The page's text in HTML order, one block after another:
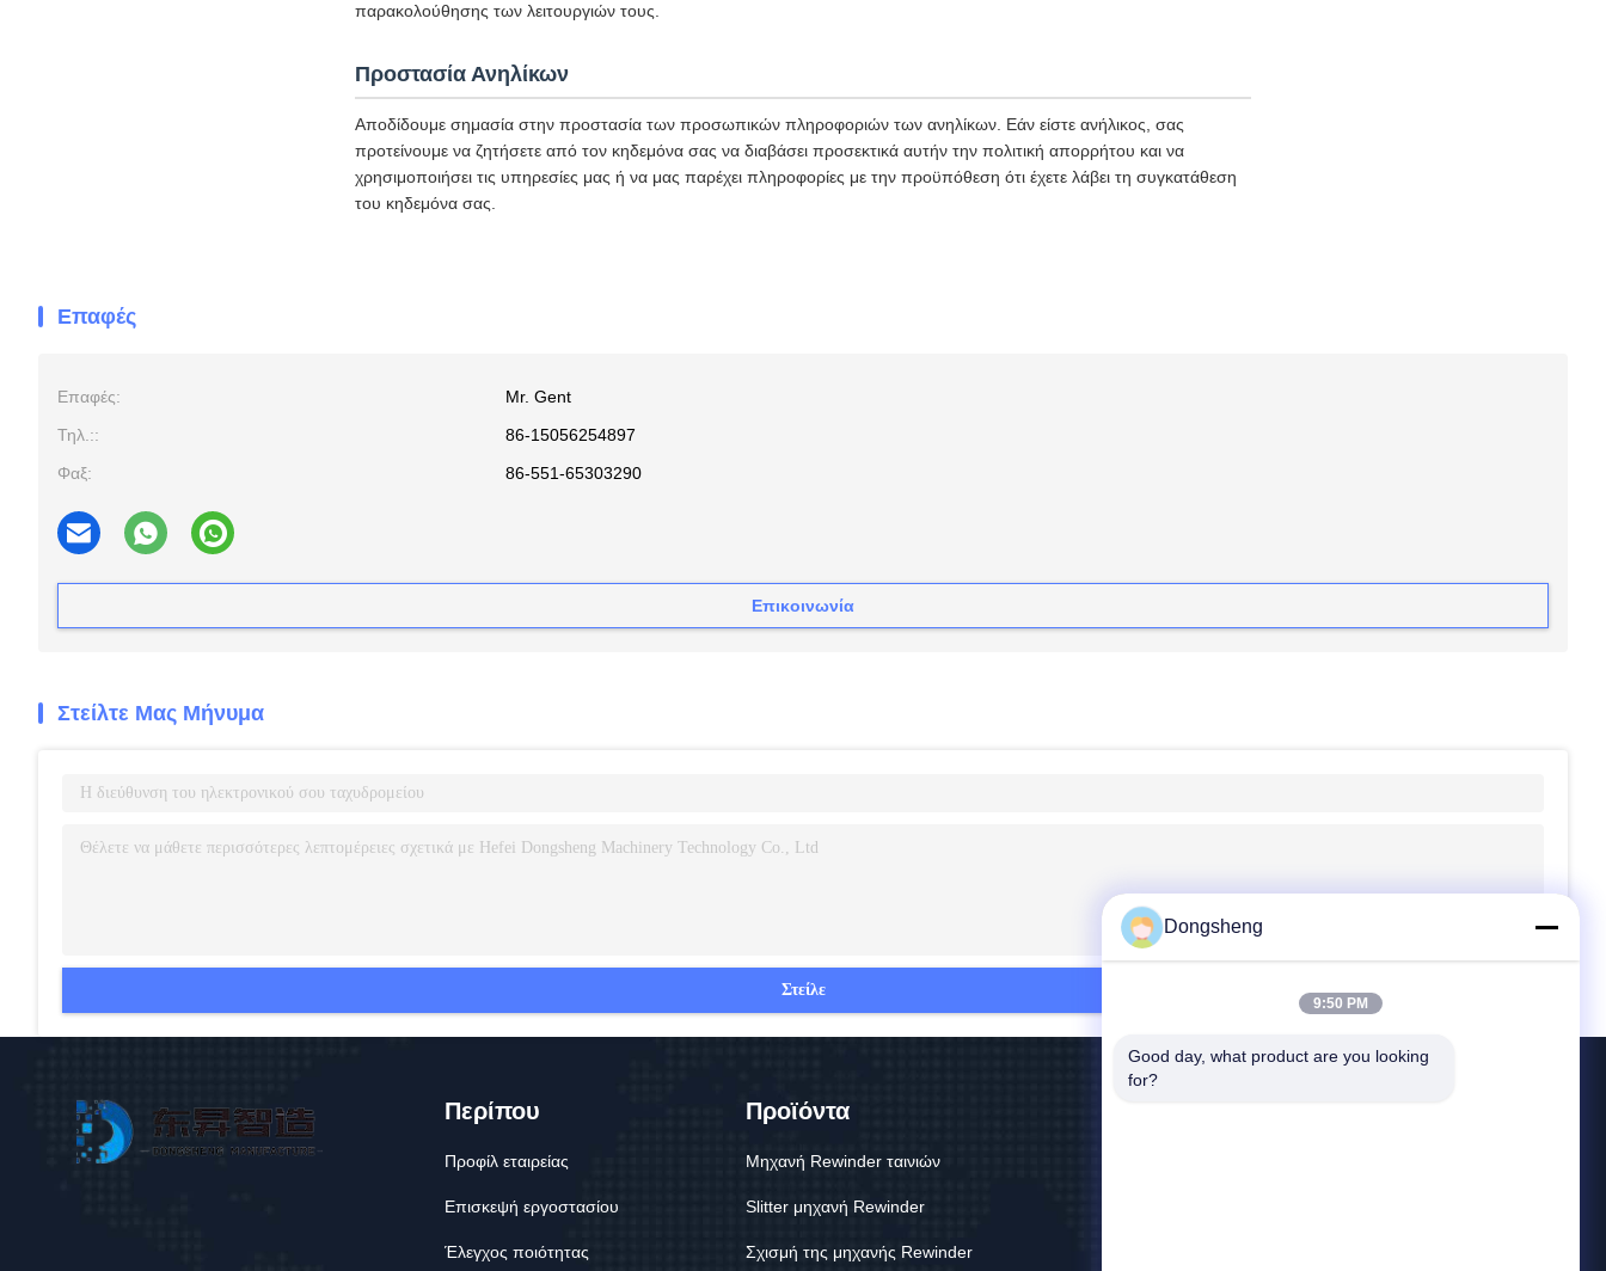
παρακολούθησης των λειτουργιών τους.
Προστασία Ανηλίκων
Αποδίδουμε σημασία στην προστασία των προσωπικών πληροφοριών των ανηλίκων. Εάν είστε ανήλικος, σας
προτείνουμε να ζητήσετε από τον κηδεμόνα σας να διαβάσει προσεκτικά αυτήν την πολιτική απορρήτου και να
χρησιμοποιήσει τις υπηρεσίες μας ή να μας παρέχει πληροφορίες με την προϋπόθεση ότι έχετε λάβει τη συγκατάθεση
του κηδεμόνα σας.
Επαφές
Επαφές:
Mr. Gent
Τηλ.::
86-15056254897
Φαξ:
86-551-65303290
Επικοινωνία
Στείλτε Μας Μήνυμα
Στείλε
Περίπου
Προφίλ εταιρείας
Επισκεψή εργοστασίου
Έλεγχος ποιότητας
Προϊόντα
Μηχανή Rewinder ταινιών
Slitter μηχανή Rewinder
Σχισμή της μηχανής Rewinder
Dongsheng
9:50 PM
Good day, what product are you looking
for?